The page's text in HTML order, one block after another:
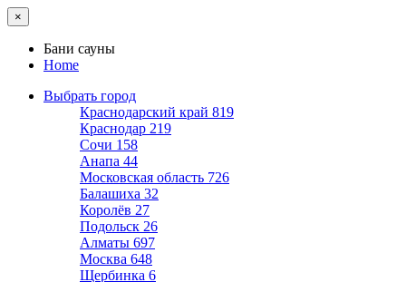
×
Бани сауны
Home
Выбрать город
Краснодарский край 819
Краснодар 219
Сочи 158
Анапа 44
Московская область 726
Балашиха 32
Королёв 27
Подольск 26
Алматы 697
Москва 648
Щербинка 6